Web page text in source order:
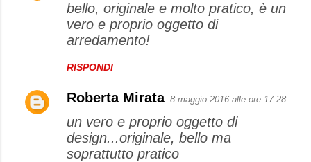
bello, originale e molto pratico, è un
vero e proprio oggetto di
arredamento!
RISPONDI
Roberta Mirata 8 maggio 2016 alle ore 17:28
un vero e proprio oggetto di
design...originale, bello ma
soprattutto pratico